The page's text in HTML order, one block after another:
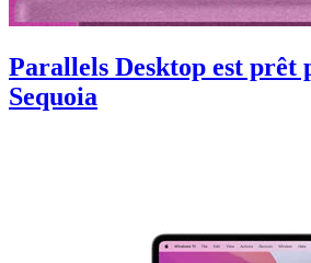
Parallels Desktop est prêt
Sequoia